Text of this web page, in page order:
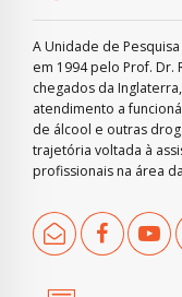
A Unidade de
em 1994 pelo Prof. Dr.
chegados da
atendimento a
de álcool e outras
trajetória voltada à
profissionais na área